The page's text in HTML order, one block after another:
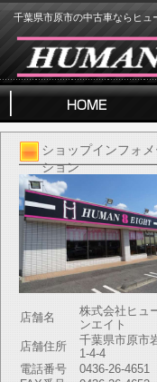
千葉県市原市の中古車ならヒュ
ショップインフォメ
ション
店舗名
株式会社ヒュ
ンエイト
店舗住所
千葉県市原市
1-4-4
電話番号
0436-26-4651